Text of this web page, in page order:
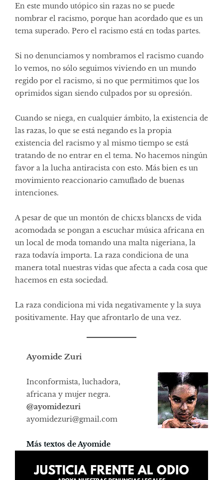
En este mundo utópico sin razas no se puede
nombrar el racismo, porque han acordado que es un
tema superado. Pero el racismo está en todas partes.
Si no denunciamos y nombramos el racismo cuando
lo vemos, no sólo seguimos viviendo en un mundo
regido por el racismo, si no que permitimos que los
oprimidos sigan siendo culpados por su opresión.
Cuando se niega, en cualquier ámbito, la existencia de
las razas, lo que se está negando es la propia
existencia del racismo y al mismo tiempo se está
tratando de no entrar en el tema. No hacemos ningún
favor a la lucha antiracista con esto. Más bien es un
movimiento reaccionario camuflado de buenas
intenciones.
A pesar de que un montón de chicxs blancxs de vida
acomodada se pongan a escuchar música africana en
un local de moda tomando una malta nigeriana, la
raza todavía importa. La raza condiciona de una
manera total nuestras vidas que afecta a cada cosa que
hacemos en esta sociedad.
La raza condiciona mi vida negativamente y la suya
positivamente. Hay que afrontarlo de una vez.
Ayomide Zuri
Inconformista, luchadora,
africana y mujer negra.
@ayomidezuri
ayomidezuri@gmail.com
Más textos de Ayomide